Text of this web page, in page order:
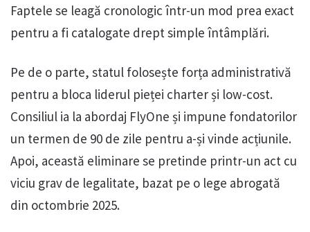
Faptele se leagă cronologic într-un mod prea exact
pentru a fi catalogate drept simple întâmplări.
Pe de o parte, statul folosește forța administrativă
pentru a bloca liderul pieței charter și low-cost.
Consiliul ia la abordaj FlyOne și impune fondatorilor
un termen de 90 de zile pentru a-și vinde acțiunile.
Apoi, această eliminare se pretinde printr-un act cu
viciu grav de legalitate, bazat pe o lege abrogată
din octombrie 2025.